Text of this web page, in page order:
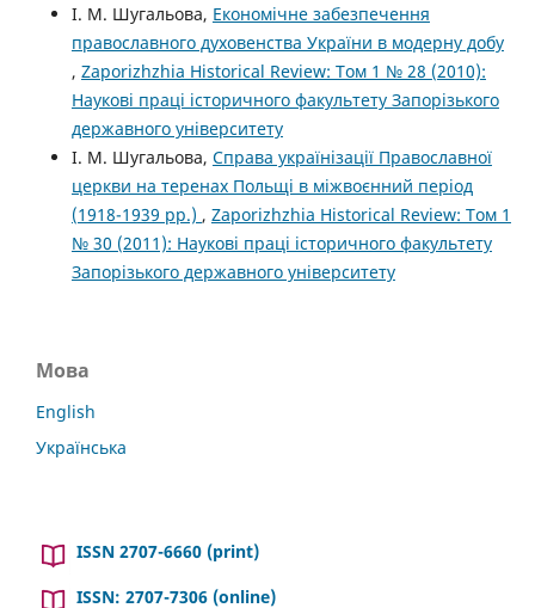
І. М. Шугальова, Економічне забезпечення
православного духовенства України в модерну добу
, Zaporizhzhia Historical Review: Том 1 № 28 (2010):
Наукові праці історичного факультету Запорізького
державного університету
І. М. Шугальова, Справа українізації Православної
церкви на теренах Польщі в міжвоєнний період
(1918-1939 рр.) , Zaporizhzhia Historical Review: Том 1
№ 30 (2011): Наукові праці історичного факультету
Запорізького державного університету
Мова
English
Українська
ISSN 2707-6660 (print)
ISSN: 2707-7306 (online)